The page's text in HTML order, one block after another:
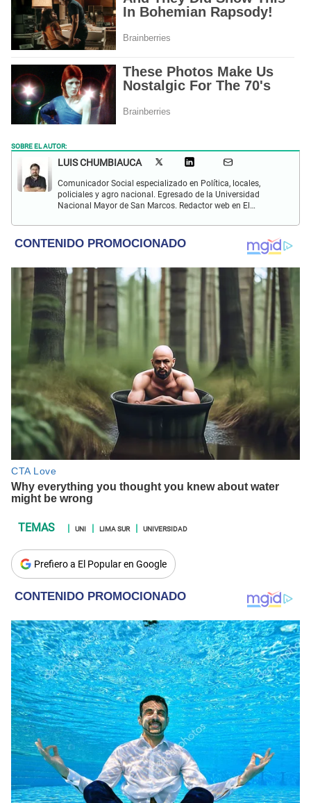
SOBRE EL AUTOR:
LUIS CHUMBIAUCA
Comunicador Social especializado en Política, locales,
policiales y agro nacional. Egresado de la Universidad
Nacional Mayor de San Marcos. Redactor web en El
Sociología, Historia, Matemáticas, Psicología, Filosofía,
películas y series.
UNI LIMA SUR UNIVERSIDAD
Prefiero a El Popular en Google